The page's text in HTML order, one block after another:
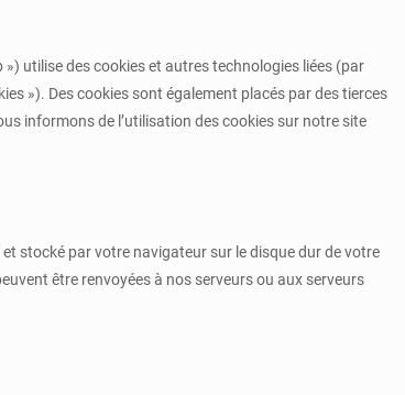
») utilise des cookies et autres technologies liées (par
»). Des cookies sont également placés par des tierces
informons de l’utilisation des cookies sur notre site
stocké par votre navigateur sur le disque dur de votre
être renvoyées à nos serveurs ou aux serveurs